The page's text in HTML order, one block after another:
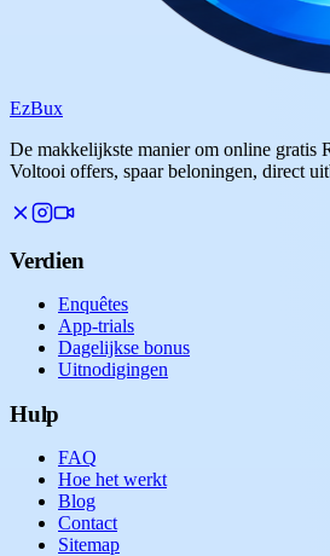
EzBux
De makkelijkste manier om online gratis
Voltooi offers, spaar beloningen, direct
Verdien
Enquêtes
App-trials
Dagelijkse bonus
Uitnodigingen
Hulp
FAQ
Hoe het werkt
Blog
Contact
Sitemap